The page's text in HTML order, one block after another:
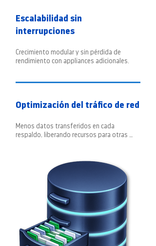
Escalabilidad sin
interrupciones
Crecimiento modular y sin pérdida de
rendimiento con appliances adicionales.
Optimización del tráfico de red
Menos datos transferidos en cada
respaldo, liberando recursos para otras